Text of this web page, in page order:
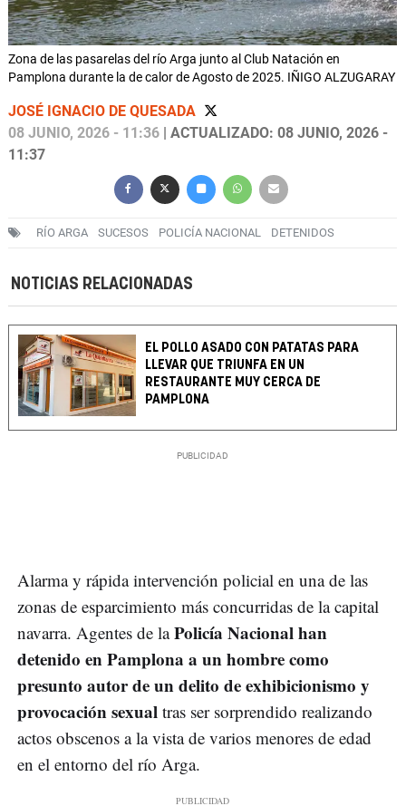
Zona de las pasarelas del río Arga junto al Club Natación en
Pamplona durante la de calor de Agosto de 2025. IÑIGO ALZUGARAY
JOSÉ IGNACIO DE QUESADA
08 JUNIO, 2026 - 11:36 | ACTUALIZADO: 08 JUNIO, 2026 -
11:37
RÍO ARGA SUCESOS POLICÍA NACIONAL DETENIDOS
NOTICIAS RELACIONADAS
EL POLLO ASADO CON PATATAS PARA
LLEVAR QUE TRIUNFA EN UN
RESTAURANTE MUY CERCA DE
PAMPLONA
Alarma y rápida intervención policial en una de las
zonas de esparcimiento más concurridas de la capital
navarra. Agentes de laPolicía Nacional han
detenido en Pamplona a un hombre como
presunto autor de un delito de exhibicionismo y
provocación sexual tras ser sorprendido realizando
actos obscenos a la vista de varios menores de edad
en el entorno del río Arga.